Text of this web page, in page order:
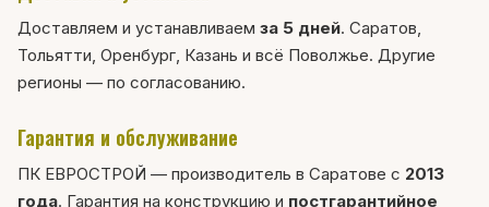
Доставляем и устанавливаем за 5 дней. Саратов,
Тольятти, Оренбург, Казань и всё Поволжье. Другие
регионы — по согласованию.
Гарантия и обслуживание
ПК ЕВРОСТРОЙ — производитель в Саратове с 2013
года. Гарантия на конструкцию и постгарантийное